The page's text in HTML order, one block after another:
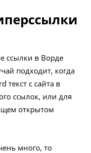
ссылки в Ворде
подходит, когда
текст с сайта в
ссылок, или для
открытом
много, то